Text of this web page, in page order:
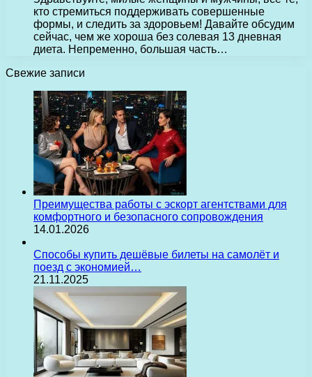
кто стремиться поддерживать совершенные
формы, и следить за здоровьем! Давайте обсудим
сейчас, чем же хороша без солевая 13 дневная
диета. Непременно, большая часть…
Свежие записи
Преимущества работы с эскорт агентствами для
комфортного и безопасного сопровождения
14.01.2026
Способы купить дешёвые билеты на самолёт и
поезд с экономией…
21.11.2025